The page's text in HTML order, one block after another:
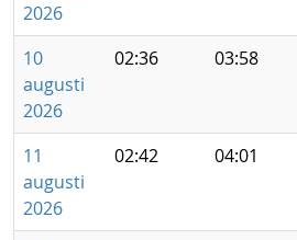
2026
10
augusti
2026
02:36 03:58
11
augusti
2026
02:42 04:01